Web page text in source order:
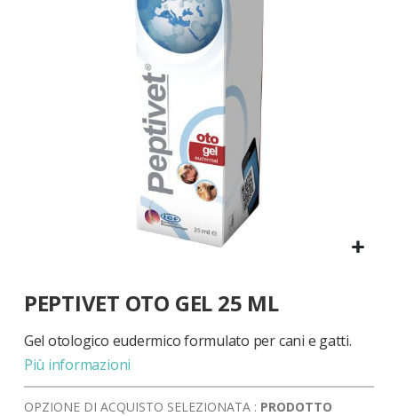
all'inizio
galleria
di
immagini
PEPTIVET OTO GEL 25 ML
Gel otologico eudermico formulato per cani e gatti.
Più informazioni
OPZIONE DI ACQUISTO SELEZIONATA : PRODOTTO